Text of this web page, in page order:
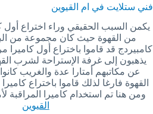
فني ستلايت في ام القيوين
يكمن السبب الحقيقي وراء اختراع أول
من القهوة حيث كان مجموعة من
كامبيردج قد قاموا باختراع أول كاميرا
يذهبون إلى غرفة الإستراحة لشرب
عن مكاتبهم أمتارا عدة والغريب
القهوة فارغا لذلك قاموا باختراع
ومن هنا تم استخدام كاميرا المراقبة
القيوين